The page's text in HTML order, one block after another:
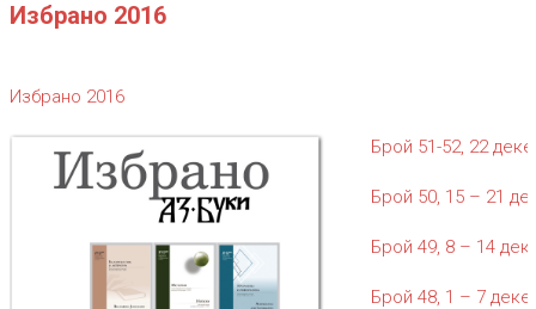
Избрано 2016
Избрано 2016
Брой 51-52, 22
Брой 50, 15 – 21
Брой 49, 8 – 14
Брой 48, 1 – 7